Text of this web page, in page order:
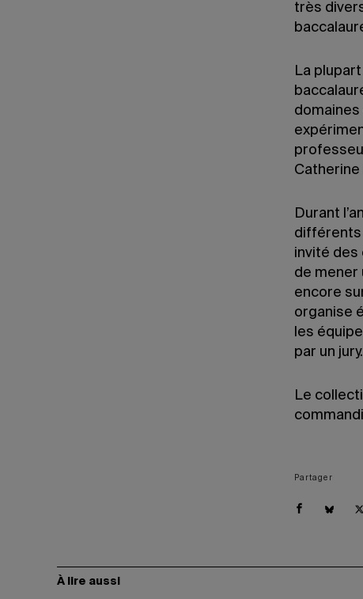
très
La
Durant
différents
invité des
de mener
encore
organise
les
par un jury.
Le
Partager
À lire aussi